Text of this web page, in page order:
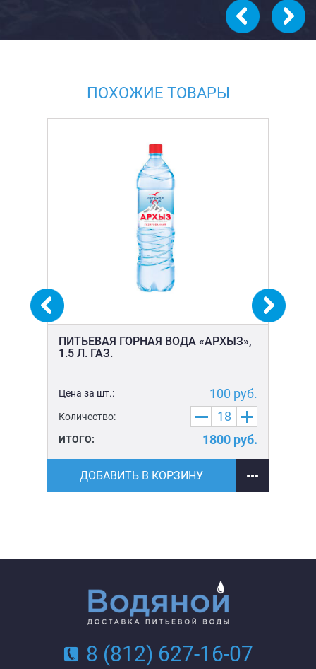
ПОХОЖИЕ ТОВАРЫ
ПИТЬЕВАЯ ГОРНАЯ ВОДА «АРХЫЗ»,
1.5 Л. ГАЗ.
Цена за шт.: 100 руб.
Количество:
ИТОГО: 1800 руб.
ДОБАВИТЬ В КОРЗИНУ
8 (812) 627-16-07